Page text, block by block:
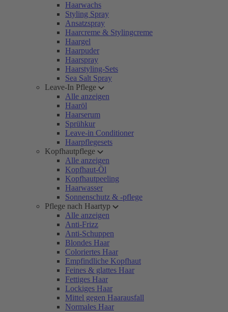
Haarwachs
Styling Spray
Ansatzspray
Haarcreme & Stylingcreme
Haargel
Haarpuder
Haarspray
Haarstyling-Sets
Sea Salt Spray
Leave-In Pflege
Alle anzeigen
Haaröl
Haarserum
Sprühkur
Leave-in Conditioner
Haarpflegesets
Kopfhautpflege
Alle anzeigen
Kopfhaut-Öl
Kopfhautpeeling
Haarwasser
Sonnenschutz & -pflege
Pflege nach Haartyp
Alle anzeigen
Anti-Frizz
Anti-Schuppen
Blondes Haar
Coloriertes Haar
Empfindliche Kopfhaut
Feines & glattes Haar
Fettiges Haar
Lockiges Haar
Mittel gegen Haarausfall
Normales Haar